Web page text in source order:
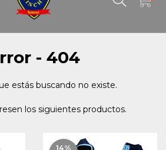
- 404
estás buscando no existe.
los siguientes productos.
14%